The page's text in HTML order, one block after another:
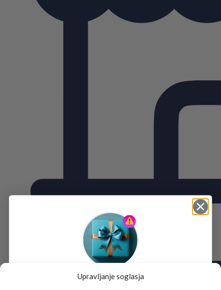
Upravljanje soglasja
Tukaj je!